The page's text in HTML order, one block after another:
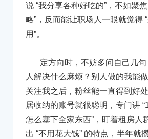
说 “我分享各种好吃的”，不如聚
略”，反而能让职场人一眼就觉得
用”。
定方向时，不妨多问自己几
人解决什么麻烦？别人做的我能
关注我之后，粉丝能一直得到好
居收纳的账号就很聪明，专门讲
怎么塞下全家东西”，盯着租房人
出 “不用花大钱” 的特点，半年就